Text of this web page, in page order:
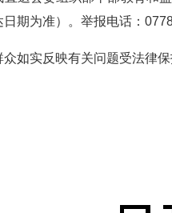
期为准）。举报电话：
实反映有关问题受法律保